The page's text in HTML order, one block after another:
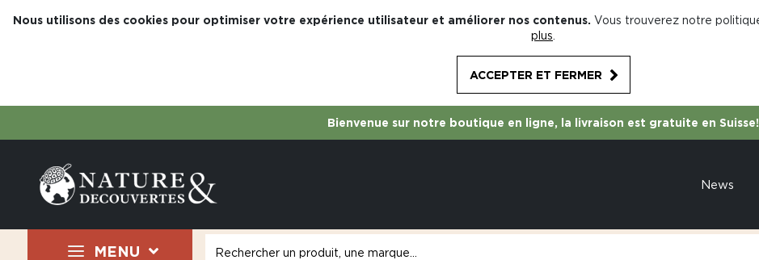
Nous utilisons des cookies pour optimiser votre expérience utilisateur et améliorer nos contenus. Vous trouverez notre
plus
ACCEPTER ET FERMER
Bienvenue sur notre boutique en ligne, la livraison est gratuite en Suisse!
News
MENU